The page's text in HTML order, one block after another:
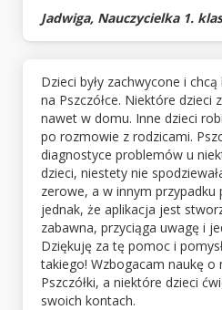
Jadwiga, Nauczycielka 1.
Dzieci były zachwycone i
na Pszczółce. Niektóre dzieci
nawet w domu. Inne dzieci
po rozmowie z rodzicami.
diagnostyce problemów u
dzieci, niestety nie
zerowe, a w innym przypadku
jednak, że aplikacja jest
zabawna, przyciąga uwagę i
Dziękuję za tę pomoc i
takiego! Wzbogacam naukę o
Pszczółki, a niektóre dzieci
swoich kontach.